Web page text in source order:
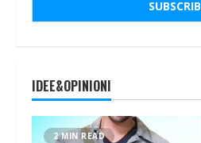
IDEE&OPINIONI
2 MIN READ